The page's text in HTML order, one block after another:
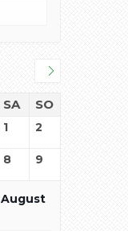
SA SO
1 2
8 9
August